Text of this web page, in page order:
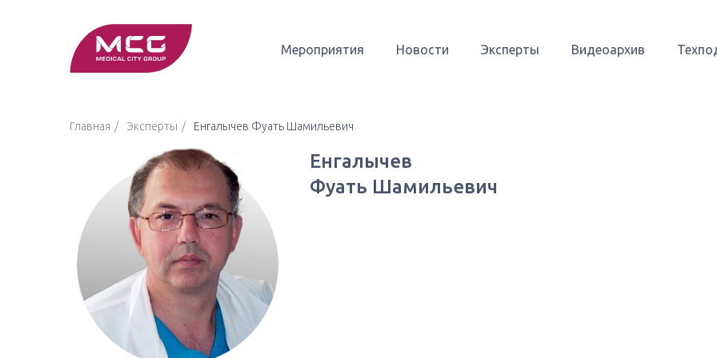
Мероприятия Новости Эксперты Видеоархив
Главная Эксперты Енгалычев Фуать Шамильевич
Енгалычев
Фуать Шамильевич